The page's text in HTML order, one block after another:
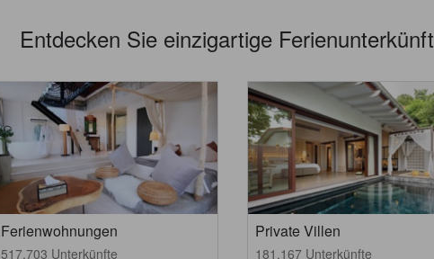
Entdecken Sie einzigartige
Ferienwohnungen
517.703 Unterkünfte
Private Villen
181.167 Unterkünfte